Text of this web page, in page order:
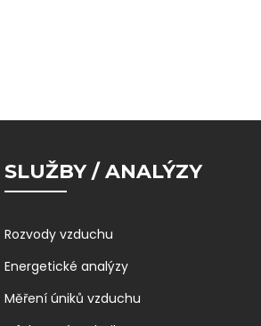
SLUŽBY / ANALÝZY
Rozvody vzduchu
Energetické analýzy
Měření úniků vzduchu